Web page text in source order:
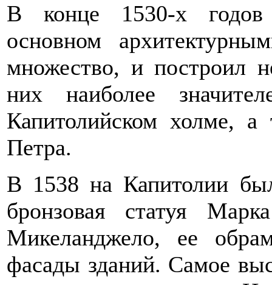
В конце 1530-х годов
основном
множество, и построил
них наиболее
Капитолийском холме,
Петра.
В 1538 на Капитолии
бронзовая статуя
Микеланджело, ее
фасады зданий. Самое